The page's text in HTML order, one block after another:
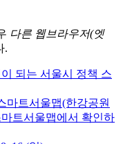
다른 웹브라우저(엣
.